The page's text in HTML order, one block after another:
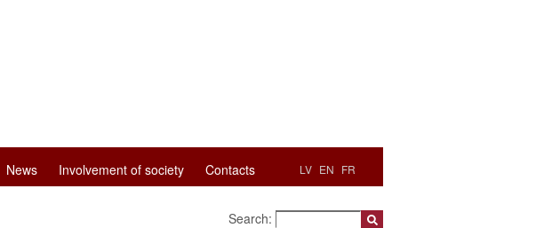
LV EN FR
News Involvement of society Contacts
Search: